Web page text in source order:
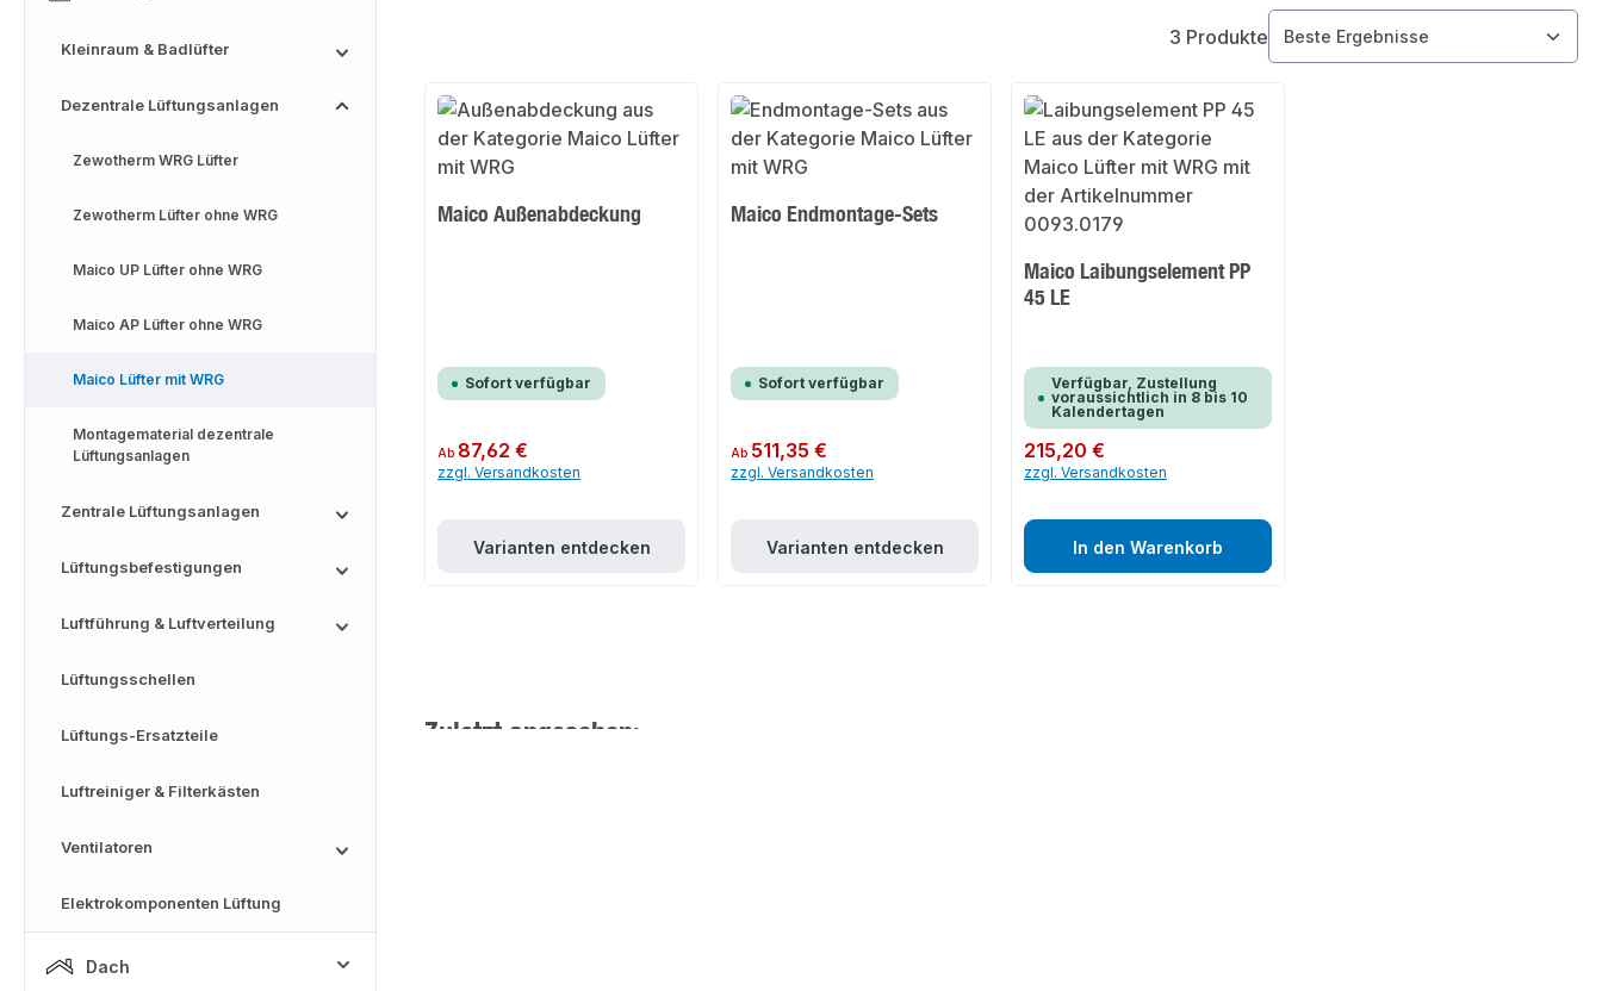
Kleinraum & Badlüfter
Dezentrale Lüftungsanlagen
Zewotherm WRG Lüfter
Zewotherm Lüfter ohne WRG
Maico UP Lüfter ohne WRG
Maico AP Lüfter ohne WRG
Maico Lüfter mit WRG
Montagematerial dezentrale
Lüftungsanlagen
Zentrale Lüftungsanlagen
Lüftungsbefestigungen
Luftführung & Luftverteilung
Lüftungsschellen
Lüftungs-Ersatzteile
Luftreiniger & Filterkästen
Ventilatoren
Elektrokomponenten Lüftung
Dach
3 Produkte
Maico Außenabdeckung
Sofort verfügbar
Regulärer Preis:
Ab 87,62 €
zzgl. Versandkosten
Varianten entdecken
Maico Endmontage-Sets
Sofort verfügbar
Regulärer Preis:
Ab 511,35 €
zzgl. Versandkosten
Varianten entdecken
Maico Laibungselement PP
45 LE
Verfügbar, Zustellung
voraussichtlich in 8 bis 10
Kalendertagen
Regulärer Preis:
215,20 €
zzgl. Versandkosten
In den Warenkorb
Zuletzt angesehen: